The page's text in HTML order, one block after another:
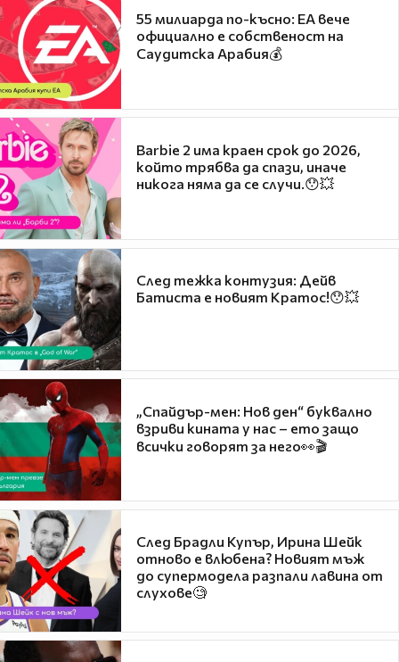
55 милиарда по-късно: EA вече
официално е собственост на
Саудитска Арабия💰
Barbie 2 има краен срок до 2026,
който трябва да спази, иначе
никога няма да се случи.😯💥
След тежка контузия: Дейв
Батиста е новият Кратос!😯💥
„Спайдър-мен: Нов ден“ буквално
взриви кината у нас – ето защо
всички говорят за него👀🎬
След Брадли Купър, Ирина Шейк
отново е влюбена? Новият мъж
до супермодела разпали лавина от
слухове🧐